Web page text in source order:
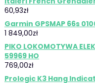
60,93zł
Garmin GPSMAP 66s
1 849,00zł
PIKO LOKOMOTYWA
59969 HO
769,00zł
Prologic K3 Hang